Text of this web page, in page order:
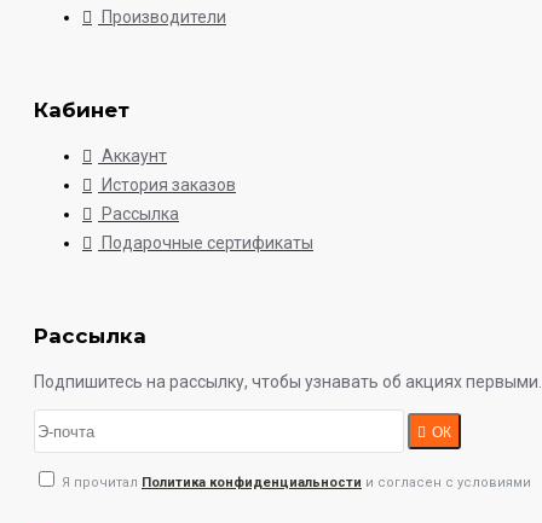
Производители
Кабинет
Аккаунт
История заказов
Рассылка
Подарочные сертификаты
Рассылка
Подпишитесь на рассылку, чтобы узнавать об акциях первыми.
ОК
Я прочитал Политика конфиденциальности и согласен с условиями